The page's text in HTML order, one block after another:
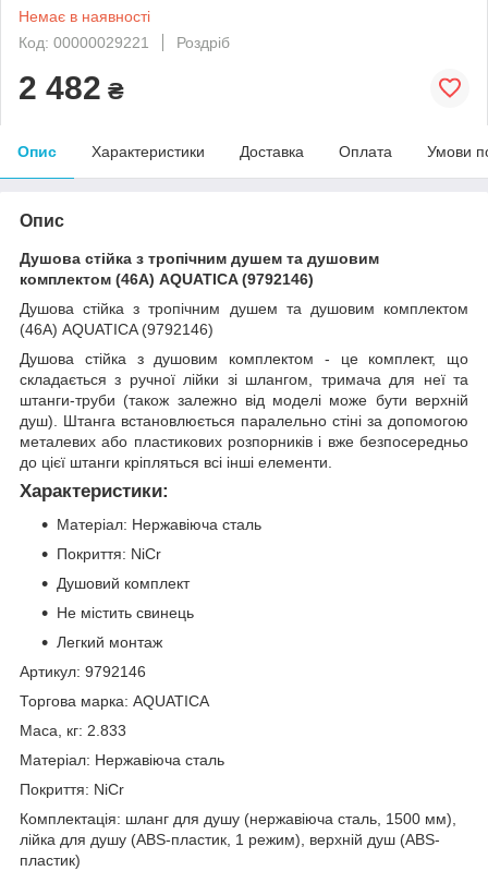
Немає в наявності
Код: 00000029221
Роздріб
2 482 ₴
Опис Характеристики Доставка Оплата Умови
Опис
Душова стійка з тропічним душем та душовим
комплектом (46A) AQUATICA (9792146)
Душова стійка з тропічним душем та душовим комплектом
(46A) AQUATICA (9792146)
Душова стійка з душовим комплектом - це комплект, що
складається з ручної лійки зі шлангом, тримача для неї та
штанги-труби (також залежно від моделі може бути верхній
душ). Штанга встановлюється паралельно стіні за допомогою
металевих або пластикових розпорників і вже безпосередньо
до цієї штанги кріпляться всі інші елементи.
Характеристики:
Матеріал: Нержавiюча сталь
Покриття: NiCr
Душовий комплект
Не містить свинець
Легкий монтаж
Артикул: 9792146
Торгова марка: AQUATICA
Маса, кг: 2.833
Матеріал: Нержавiюча сталь
Покриття: NiCr
Комплектація: шланг для душу (нержавіюча сталь, 1500 мм),
лійка для душу (АВS-пластик, 1 режим), верхній душ (ABS-
пластик)